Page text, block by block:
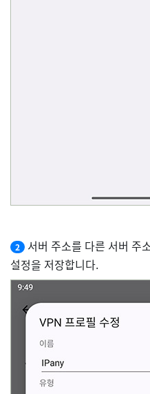
2
서버 주소를 다른 서버 주
설정을 저장합니다.